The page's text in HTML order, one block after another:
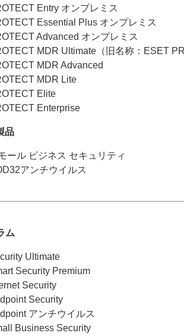
Entry オンプレミス
Essential Plus オンプレミス
Advanced オンプレミス
MDR Ultimate（旧名称：ESET
MDR Advanced
MDR Lite
Elite
Enterprise
品
ール ビジネス セキュリティ
アンチウイルス
ム
Ultimate
Security Premium
Security
Security
アンチウイルス
Business Security